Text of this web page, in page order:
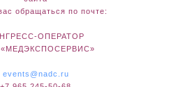
телефон: +7 (812) 380-49-33
факс: +7 (812) 380-49-34
электронная почта:
biocad@biocad.ru
обращаться по почте:
ОПЕРАТОР
events@nadc.ru